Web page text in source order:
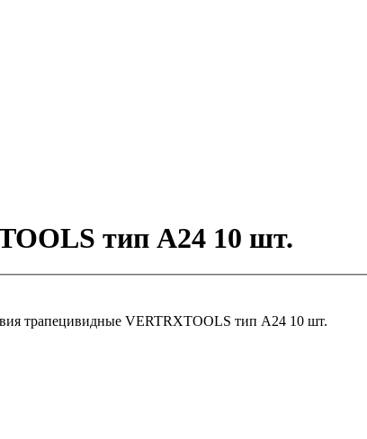
тип А24 10 шт.
Лезвия трапецивидные VERTRXTOOLS тип А24 10 шт.